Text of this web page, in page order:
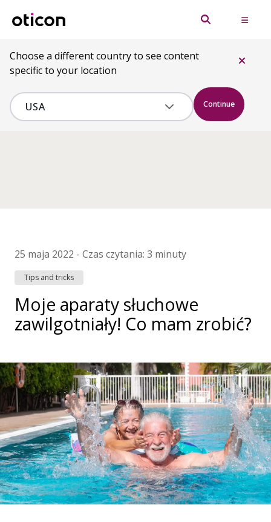
Choose a different country to see content
specific to your location
Continue
25 maja 2022 - Czas czytania: 3 minuty
Tips and tricks
Moje aparaty słuchowe
zawilgotniały! Co mam zrobić?